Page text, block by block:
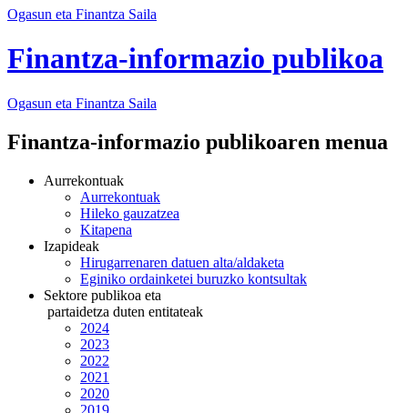
Ogasun eta Finantza Saila
Finantza-informazio publikoa
Ogasun eta Finantza Saila
Finantza-informazio publikoaren menua
Aurrekontuak
Aurrekontuak
Hileko gauzatzea
Kitapena
Izapideak
Hirugarrenaren datuen alta/aldaketa
Eginiko ordainketei buruzko kontsultak
Sektore publikoa eta
partaidetza duten entitateak
2024
2023
2022
2021
2020
2019